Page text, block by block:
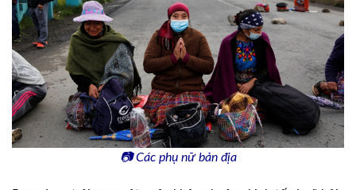
📷 Các phụ nữ bản địa